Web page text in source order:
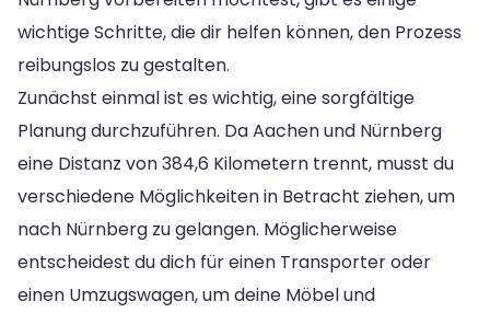
wichtige Schritte, die dir helfen können, den Prozess
reibungslos zu gestalten.
Zunächst einmal ist es wichtig, eine sorgfältige
Planung durchzuführen. Da Aachen und Nürnberg
eine Distanz von 384,6 Kilometern trennt, musst du
verschiedene Möglichkeiten in Betracht ziehen, um
nach Nürnberg zu gelangen. Möglicherweise
entscheidest du dich für einen Transporter oder
einen Umzugswagen, um deine Möbel und